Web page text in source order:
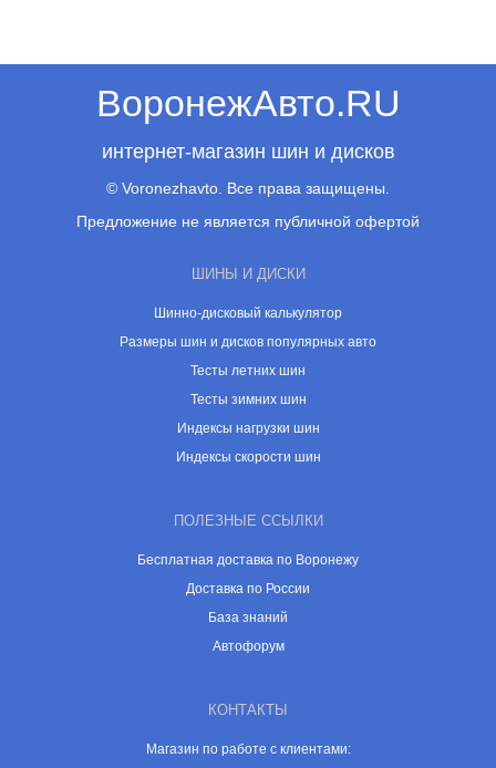
ВоронежАвто.RU
интернет-магазин шин и дисков
© Voronezhavto. Все права защищены.
Предложение не является публичной офертой
ШИНЫ И ДИСКИ
Шинно-дисковый калькулятор
Размеры шин и дисков популярных авто
Тесты летних шин
Тесты зимних шин
Индексы нагрузки шин
Индексы скорости шин
ПОЛЕЗНЫЕ ССЫЛКИ
Бесплатная доставка по Воронежу
Доставка по России
База знаний
Автофорум
КОНТАКТЫ
Магазин по работе с клиентами: